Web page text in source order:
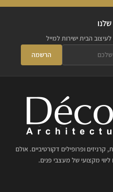
הבית ישירות למייל
הרשמה
קרניזים ופרופילים דקורטיביים. אולם